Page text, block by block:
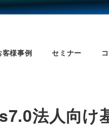
客様事例 セミナー
法人向